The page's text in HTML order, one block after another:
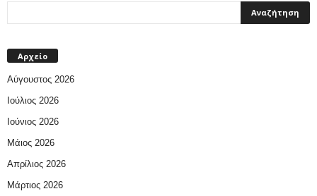
Αρχείο
Αύγουστος 2026
Ιούλιος 2026
Ιούνιος 2026
Μάιος 2026
Απρίλιος 2026
Μάρτιος 2026